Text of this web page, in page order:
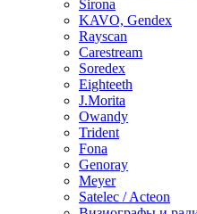
Sirona
KAVO, Gendex
Rayscan
Carestream
Soredex
Eighteeth
J.Morita
Owandy
Trident
Fona
Genoray
Meyer
Satelec / Acteon